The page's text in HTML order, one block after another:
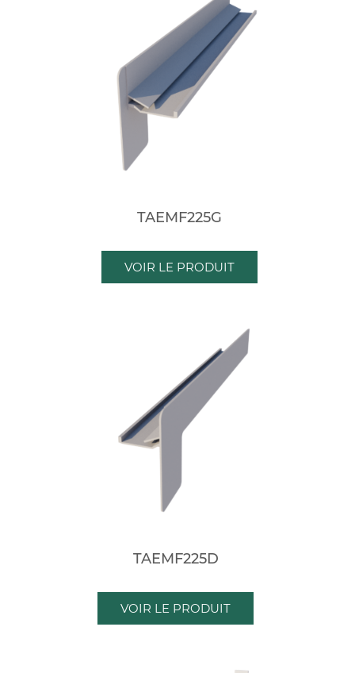
TAEMF225G
VOIR LE PRODUIT
TAEMF225D
VOIR LE PRODUIT